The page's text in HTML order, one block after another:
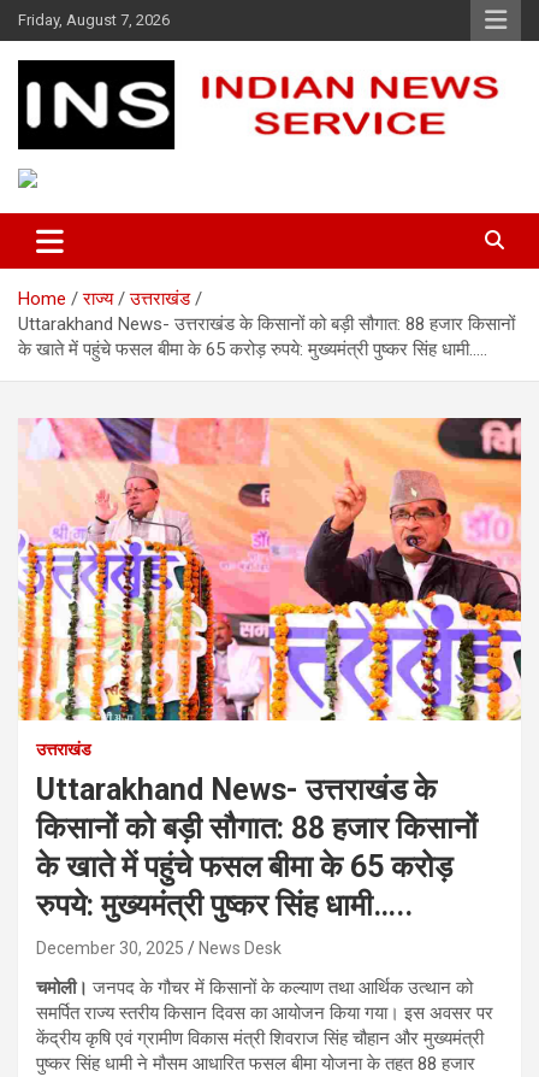
Skip
to
content
Friday, August 7, 2026
Indian News Service
Home राज्य
उत्तराखंड
Uttarakhand News- उत्तराखंड के किसानों को बड़ी सौगात: 88 हजार किसानों
के खाते में पहुंचे फसल बीमा के 65 करोड़ रुपये: मुख्यमंत्री पुष्कर सिंह धामी…..
उत्तराखंड
Uttarakhand News- उत्तराखंड के
किसानों को बड़ी सौगात: 88 हजार किसानों
के खाते में पहुंचे फसल बीमा के 65 करोड़
रुपये: मुख्यमंत्री पुष्कर सिंह धामी…..
December 30, 2025 News Desk
चमोली।जनपद के गौचर में किसानों के कल्याण तथा आर्थिक उत्थान को
समर्पित राज्य स्तरीय किसान दिवस का आयोजन किया गया। इस अवसर पर
केंद्रीय कृषि एवं ग्रामीण विकास मंत्री शिवराज सिंह चौहान और मुख्यमंत्री
पुष्कर सिंह धामी ने मौसम आधारित फसल बीमा योजना के तहत 88 हजार